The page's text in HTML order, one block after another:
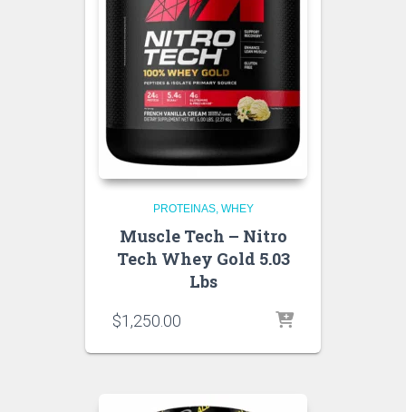
PROTEINAS WHEY
Muscle Tech – Nitro
Tech Whey Gold 5.03
Lbs
$1,250.00